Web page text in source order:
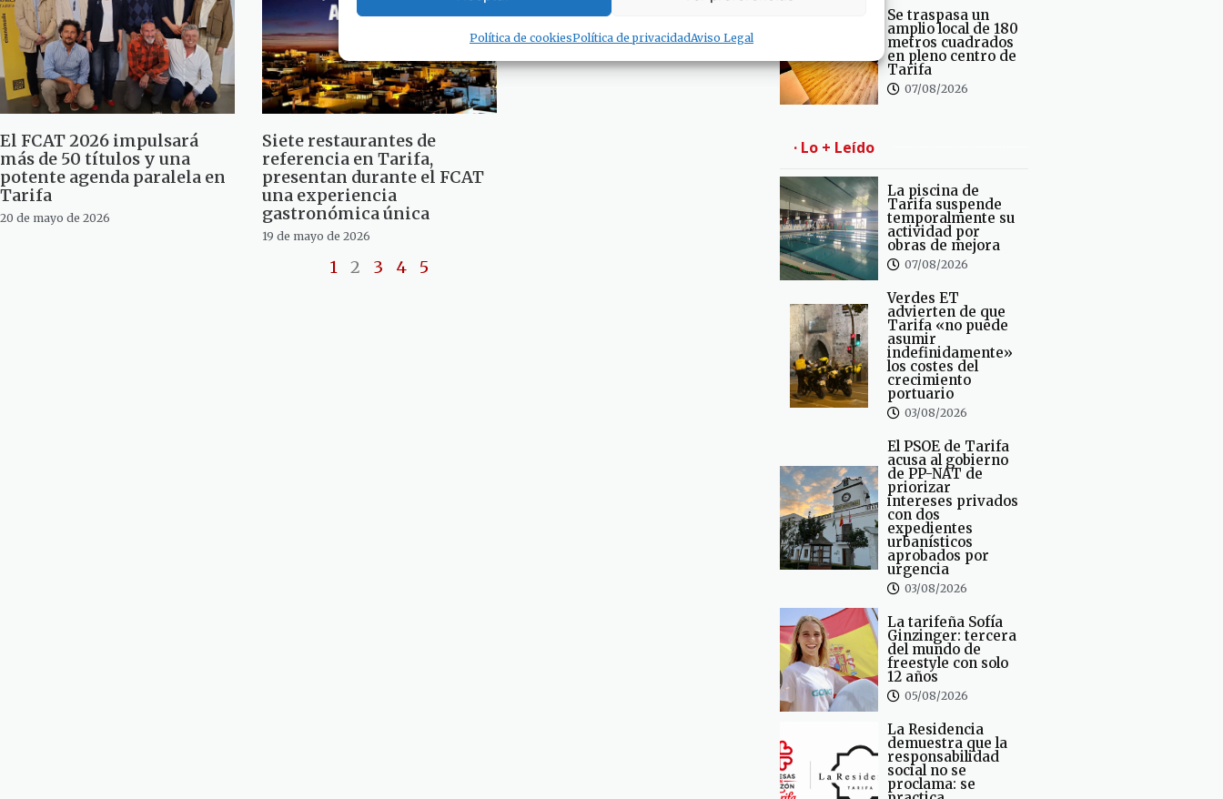
Política de cookiesPolítica de privacidadAviso Legal
El FCAT 2026 impulsará
más de 50 títulos y una
potente agenda paralela en
Tarifa
20 de mayo de 2026
Siete restaurantes de
referencia en Tarifa,
presentan durante el FCAT
una experiencia
gastronómica única
19 de mayo de 2026
1 2 3 4 5
Se traspasa un
amplio local de 180
metros cuadrados
en pleno centro de
Tarifa
07/08/2026
· Lo + Leído
La piscina de
Tarifa suspende
temporalmente su
actividad por
obras de mejora
07/08/2026
Verdes ET
advierten de que
Tarifa «no puede
asumir
indefinidamente»
los costes del
crecimiento
portuario
03/08/2026
El PSOE de Tarifa
acusa al gobierno
de PP-NAT de
priorizar
intereses privados
con dos
expedientes
urbanísticos
aprobados por
urgencia
03/08/2026
La tarifeña Sofía
Ginzinger: tercera
del mundo de
freestyle con solo
12 años
05/08/2026
La Residencia
demuestra que la
responsabilidad
social no se
proclama: se